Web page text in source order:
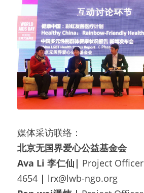
媒体采访联络：
北京无国界爱心公益基金会
Ava Li 李仁仙| Project Officer
4654 | lrx@lwb-ngo.org